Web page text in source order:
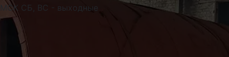
МСК СБ, ВС - выходные